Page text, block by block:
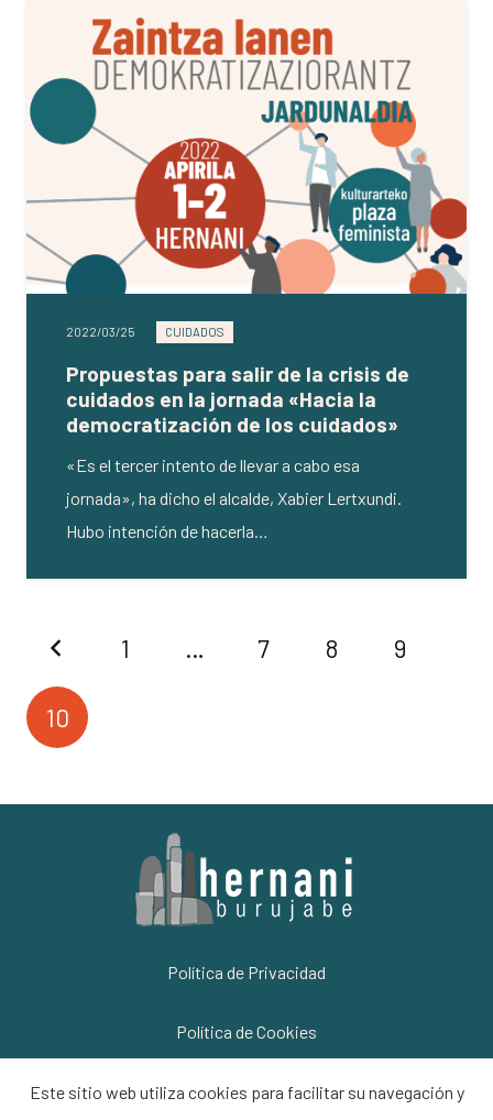
2022/03/25 CUIDADOS
Propuestas para salir de la crisis de
cuidados en la jornada «Hacia la
democratización de los cuidados»
«Es el tercer intento de llevar a cabo esa
jornada», ha dicho el alcalde, Xabier Lertxundi.
Hubo intención de hacerla…
1 … 7 8 9
10
Política de Privacidad
Política de Cookies
Información Legal
Este sitio web utiliza cookies para facilitar su navegación y